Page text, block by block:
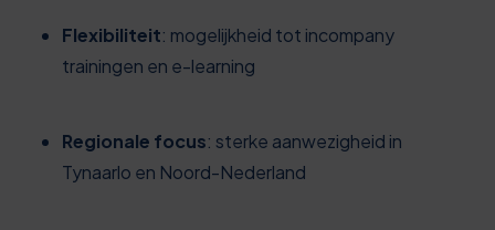
Flexibiliteit: mogelijkheid tot incompany
trainingen en e-learning
Regionale focus: sterke aanwezigheid in
Tynaarlo en Noord-Nederland